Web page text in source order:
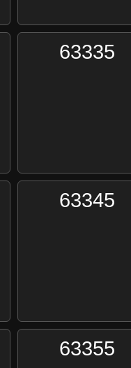
63335
63345
63355